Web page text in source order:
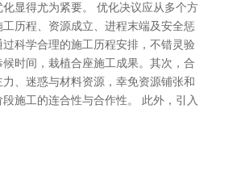
显得尤为紧要。 优化决议应从多个方
历程、资源成立、进程末端及安全惩
过科学合理的施工历程安排，不错灵验
时间，栽植合座施工成果。其次，合
、迷惑与材料资源，幸免资源铺张和
施工的连合性与合作性。 此外，引入